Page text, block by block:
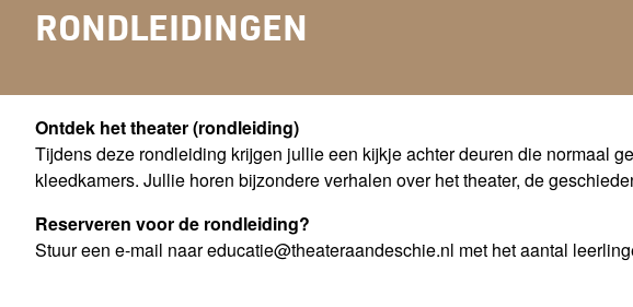
RONDLEIDINGEN
Ontdek het theater (rondleiding)
Tijdens deze rondleiding krijgen jullie een kijkje achter deuren die normaal
kleedkamers. Jullie horen bijzondere verhalen over het theater, de
Reserveren voor de rondleiding?
Stuur een e-mail naareducatie@theateraandeschie.nl met het aantal